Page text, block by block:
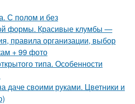
С полом и без
формы. Красивые клумбы —
правила организации, выбор
+ 99 фото
типа. Особенности
даче своими руками. Цветники и